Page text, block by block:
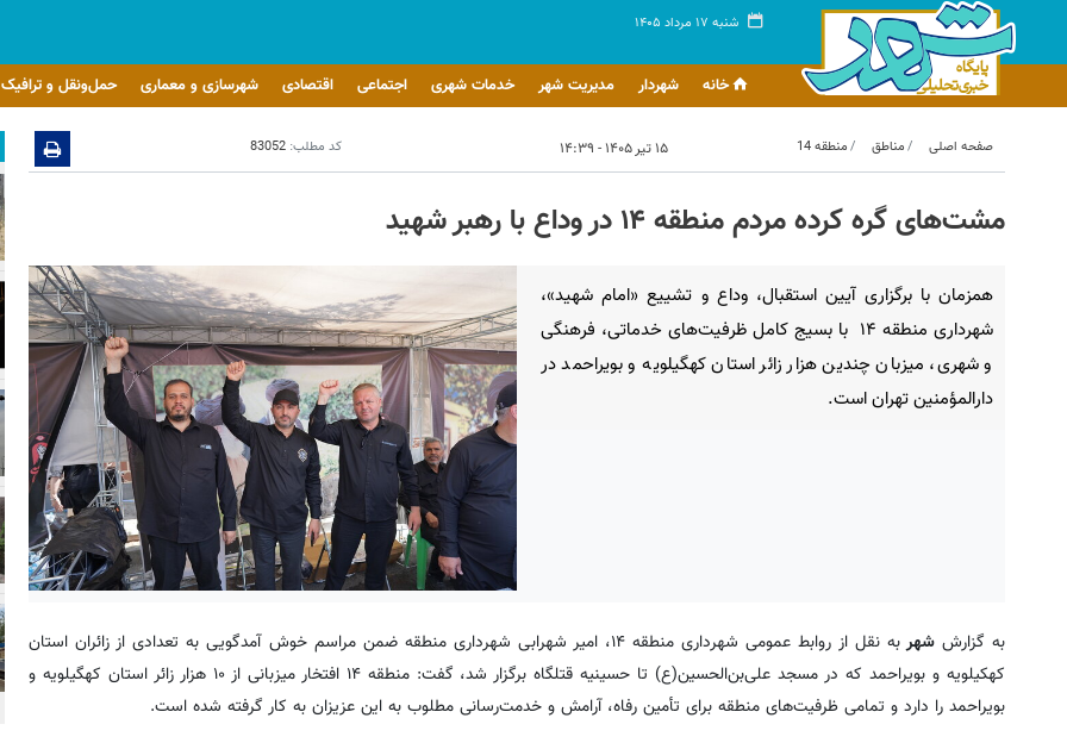
شنبه ۱۷ مرداد ۱۴۰۵
خانه شهردار مدیریت شهر خدمات شهری اجتماعی اقتصادی شهرسازی و معماری حمل‌ونقل و ترافیک
صفحه اصلی مناطق منطقه 14 ۱۵ تیر ۱۴۰۵ - ۱۴:۳۹ کد مطلب: 83052
مشت‌های گره‌ کرده مردم منطقه ۱۴ در وداع با رهبر شهید
همزمان با برگزاری آیین استقبال، وداع و تشییع «امام شهید»،
شهرداری منطقه ۱۴ با بسیج کامل ظرفیت‌های خدماتی، فرهنگی
و شهری، میزبان چندین هزار زائر استان کهگیلویه و بویراحمد در
دارالمؤمنین تهران است.
به گزارششهر
به نقل از روابط عمومی شهرداری منطقه ۱۴، امیر شهرابی شهرداری منطقه ضمن مراسم خوش آمدگویی به تعدادی از زائران استان
کهکیلویه و بویراحمد که در مسجد علی‌بن‌الحسین(ع) تا حسینیه قتلگاه برگزار شد، گفت: منطقه ۱۴ افتخار میزبانی از ۱۰ هزار زائر استان کهگیلویه و
بویراحمد را دارد و تمامی ظرفیت‌های منطقه برای تأمین رفاه، آرامش و خدمت‌رسانی مطلوب به این عزیزان به کار گرفته شده است.